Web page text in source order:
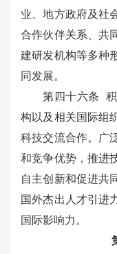
业、地方政府及社
合作伙伴关系、共
建研发机构等多种
同发展。
第四十六条
构以及相关国际组
科技交流合作。广
和竞争优势，推进
自主创新和促进共
国外杰出人才引进
国际影响力。